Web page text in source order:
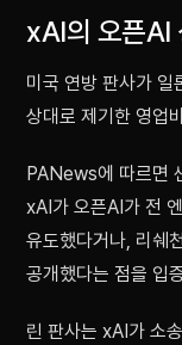
xAI의 오픈AI
미국 연방 판사가
상대로 제기한 영업
PANews에 따르면
xAI가 오픈AI가 전
유도했다거나, 리쉐
공개했다는 점을 입
린 판사는 xAI가 소